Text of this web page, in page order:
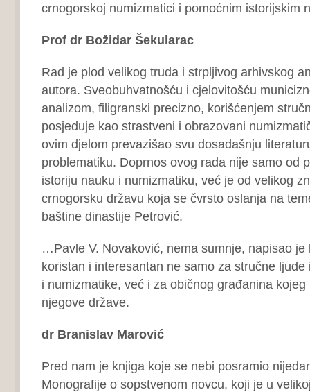
crnogorskoj numizmatici i pomoćnim istorijskim
Prof dr Božidar Šekularac
Rad je plod velikog truda i strpljivog arhivskog
autora. Sveobuhvatnošću i cjelovitošću
analizom, filigranski precizno, korišćenjem
posjeduje kao strastveni i obrazovani
ovim djelom prevazišao svu dosadašnju
problematiku. Doprnos ovog rada nije samo od
istoriju nauku i numizmatiku, već je od velikog
crnogorsku državu koja se čvrsto oslanja na
baštine dinastije Petrović.
…Pavle V. Novaković, nema sumnje, napisao je
koristan i interesantan ne samo za stručne
i numizmatike, već i za običnog građanina
njegove države.
dr Branislav Marović
Pred nam je knjiga koje se nebi posramio
Monografije o sopstvenom novcu, koji je u